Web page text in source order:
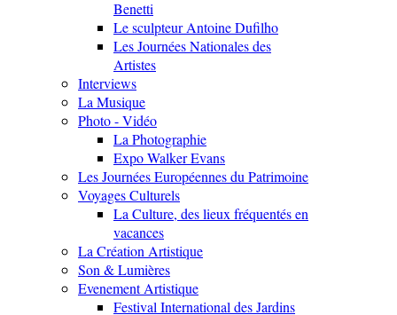
Benetti
Le sculpteur Antoine Dufilho
Les Journées Nationales des
Artistes
Interviews
La Musique
Photo - Vidéo
La Photographie
Expo Walker Evans
Les Journées Européennes du Patrimoine
Voyages Culturels
La Culture, des lieux fréquentés en
vacances
La Création Artistique
Son & Lumières
Evenement Artistique
Festival International des Jardins